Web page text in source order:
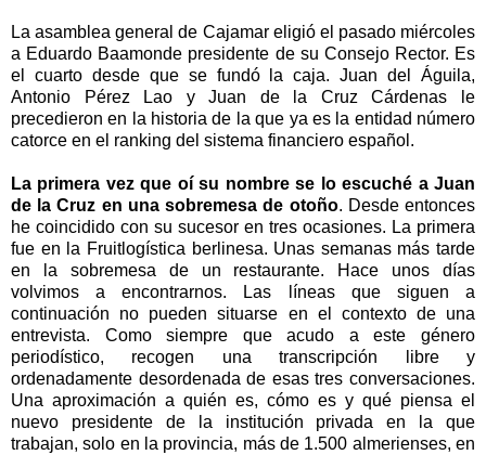
La asamblea general de Cajamar eligió el pasado miércoles
a Eduardo Baamonde presidente de su Consejo Rector. Es
el cuarto desde que se fundó la caja. Juan del Águila,
Antonio Pérez Lao y Juan de la Cruz Cárdenas le
precedieron en la historia de la que ya es la entidad número
catorce en el ranking del sistema financiero español.
La primera vez que oí su nombre se lo escuché a Juan
de la Cruz en una sobremesa de otoño. Desde entonces
he coincidido con su sucesor en tres ocasiones. La primera
fue en la Fruitlogística berlinesa. Unas semanas más tarde
en la sobremesa de un restaurante. Hace unos días
volvimos a encontrarnos. Las líneas que siguen a
continuación no pueden situarse en el contexto de una
entrevista. Como siempre que acudo a este género
periodístico, recogen una transcripción libre y
ordenadamente desordenada de esas tres conversaciones.
Una aproximación a quién es, cómo es y qué piensa el
nuevo presidente de la institución privada en la que
trabajan, solo en la provincia, más de 1.500 almerienses, en